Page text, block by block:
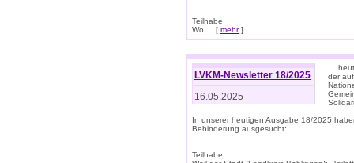
Teilhabe
Wo ... [ mehr]
LVKM-Newsletter 18/2025
16.05.2025
…
der
In unserer heutigen Ausgabe 18/2025
Behinderung ausgesucht:
Teilhabe